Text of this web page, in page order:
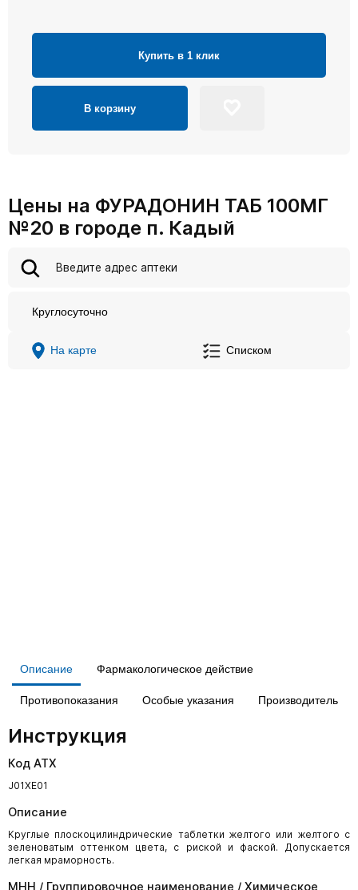
Купить в 1 клик
В корзину
Цены на ФУРАДОНИН ТАБ 100МГ
№20 в городе п. Кадый
Круглосуточно
На карте Списком
Описание Фармакологическое действие
Противопоказания Особые указания Производитель
Инструкция
Код АТХ
J01XE01
Описание
Круглые плоскоцилиндрические таблетки желтого или желтого с
зеленоватым оттенком цвета, с риской и фаской. Допускается
легкая мраморность.
МНН / Группировочное наименование / Химическое